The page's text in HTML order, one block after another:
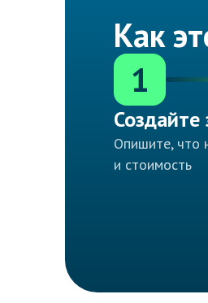
Как
1
Создайте
Опишите, что
и стоимость